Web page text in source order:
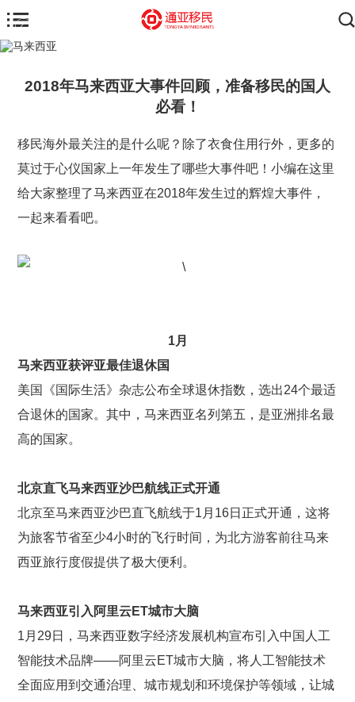
2018年马来西亚大事件回顾，准备移民的国人
必看！
移民海外最关注的是什么呢？除了衣食住用行外，更多的
莫过于心仪国家上一年发生了哪些大事件吧！小编在这里
给大家整理了马来西亚在2018年发生过的辉煌大事件，
一起来看看吧。
1月
马来西亚获评亚最佳退休国
美国《国际生活》杂志公布全球退休指数，选出24个最适
合退休的国家。其中，马来西亚名列第五，是亚洲排名最
高的国家。
北京直飞马来西亚沙巴航线正式开通
北京至马来西亚沙巴直飞航线于1月16日正式开通，这将
为旅客节省至少4小时的飞行时间，为北方游客前往马来
西亚旅行度假提供了极大便利。
马来西亚引入阿里云ET城市大脑
1月29日，马来西亚数字经济发展机构宣布引入中国人工
智能技术品牌——阿里云ET城市大脑，将人工智能技术
全面应用到交通治理、城市规划和环境保护等领域，让城